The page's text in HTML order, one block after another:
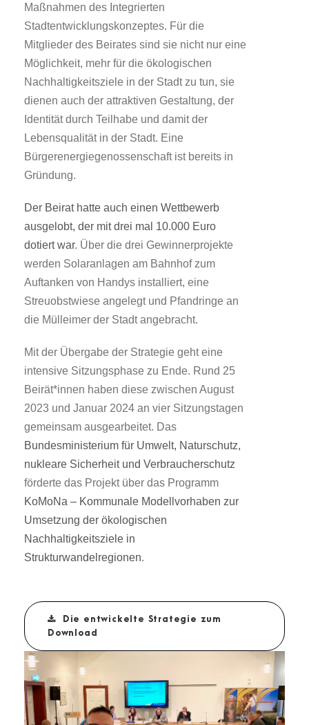
Maßnahmen des Integrierten
Stadtentwicklungskonzeptes. Für die
Mitglieder des Beirates sind sie nicht nur eine
Möglichkeit, mehr für die ökologischen
Nachhaltigkeitsziele in der Stadt zu tun, sie
dienen auch der attraktiven Gestaltung, der
Identität durch Teilhabe und damit der
Lebensqualität in der Stadt. Eine
Bürgerenergiegenossenschaft ist bereits in
Gründung.
Der Beirat hatte auch einen Wettbewerb
ausgelobt, der mit drei mal 10.000 Euro
dotiert war. Über die drei Gewinnerprojekte
werden Solaranlagen am Bahnhof zum
Auftanken von Handys installiert, eine
Streuobstwiese angelegt und Pfandringe an
die Mülleimer der Stadt angebracht.
Mit der Übergabe der Strategie geht eine
intensive Sitzungsphase zu Ende. Rund 25
Beirät*innen haben diese zwischen August
2023 und Januar 2024 an vier Sitzungstagen
gemeinsam ausgearbeitet. Das
Bundesministerium für Umwelt, Naturschutz,
nukleare Sicherheit und Verbraucherschutz
förderte das Projekt über das Programm
KoMoNa – Kommunale Modellvorhaben zur
Umsetzung der ökologischen
Nachhaltigkeitsziele in
Strukturwandelregionen.
Die entwickelte Strategie zum
Download